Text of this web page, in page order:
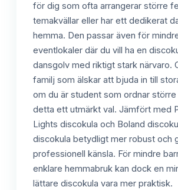
för dig som ofta arrangerar större
temakvällar eller har ett dedikerat
hemma. Den passar även för
eventlokaler där du vill ha en
dansgolv med riktigt stark närvaro.
familj som älskar att bjuda in till
om du är student som ordnar
detta ett utmärkt val. Jämfört med
Lights discokula och Boland
discokula betydligt mer robust och
professionell känsla. För mindre
enklare hemmabruk kan dock en
lättare discokula vara mer praktisk.